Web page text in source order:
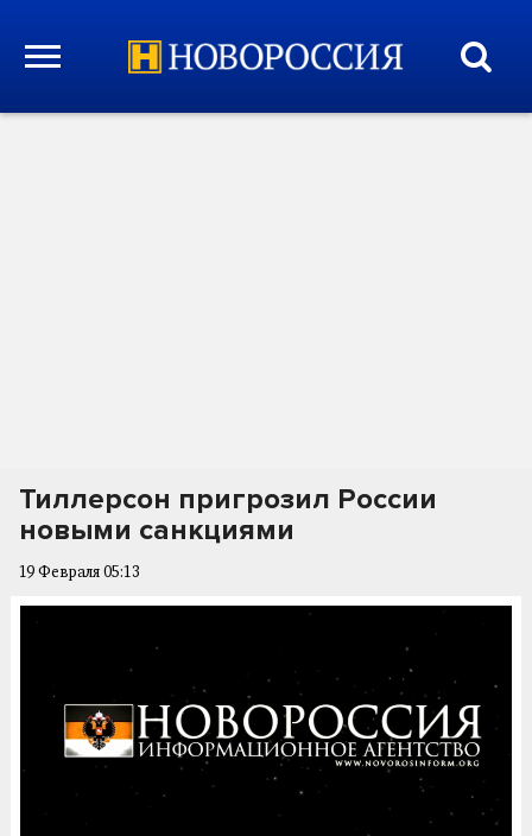
Тиллерсон пригрозил России
новыми санкциями
19 Февраля 05:13